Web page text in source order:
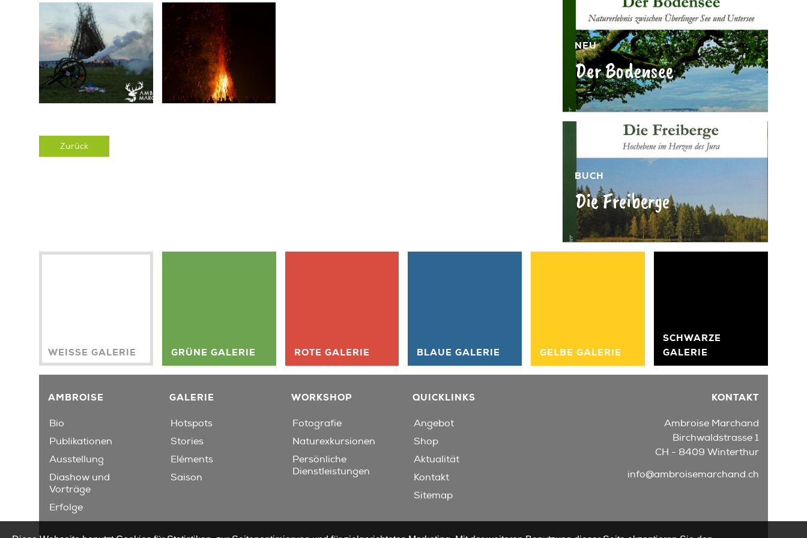
NEU
Der Bodensee
»
BUCH
Die Freiberge
»
Zurück
WEISSE GALERIE GRÜNE GALERIE ROTE GALERIE BLAUE GALERIE GELBE GALERIE
SCHWARZE
GALERIE
AMBROISE
Bio
Publikationen
Ausstellung
Diashow und
Vorträge
Erfolge
GALERIE
Hotspots
Stories
Eléments
Saison
WORKSHOP
Fotografie
Naturexkursionen
Persönliche
Dienstleistungen
QUICKLINKS
Angebot
Shop
Aktualität
Kontakt
Sitemap
KONTAKT
Ambroise Marchand
Birchwaldstrasse 1
CH - 8409 Winterthur
info@ambroisemarchand.ch